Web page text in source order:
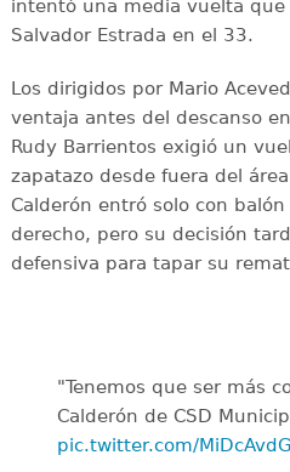
intentó una media vuelta
Salvador Estrada en el 33.
Los dirigidos por Mario
ventaja antes del descanso
Rudy Barrientos exigió un
zapatazo desde fuera del
Calderón entró solo con
derecho, pero su decisión
defensiva para tapar su
"Tenemos que ser más
Calderón de CSD
pic.twitter.com/